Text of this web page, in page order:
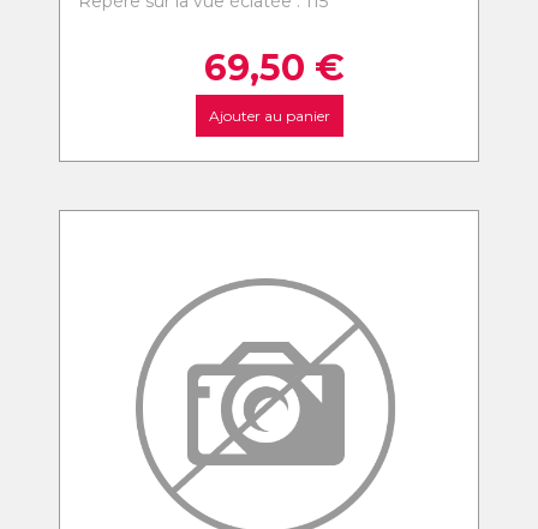
69,50 €
Ajouter au panier